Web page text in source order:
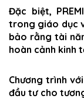
Đặc biệt,
trong giáo dục
bảo rằng tài
hoàn cảnh kinh
Chương trình
đầu tư cho